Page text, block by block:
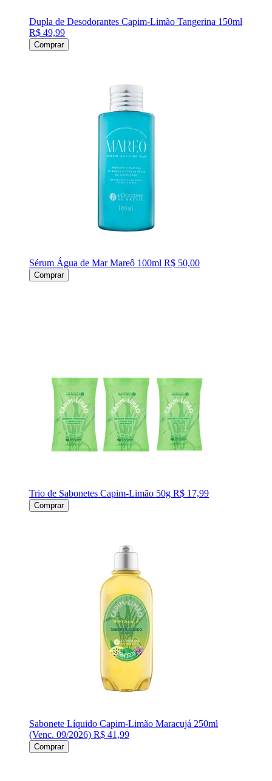
Dupla de Desodorantes Capim-Limão Tangerina 150ml
R$ 49,99
Comprar
Sérum Água de Mar Mareô 100ml R$ 50,00
Comprar
Trio de Sabonetes Capim-Limão 50g R$ 17,99
Comprar
Sabonete Líquido Capim-Limão Maracujá 250ml
(Venc. 09/2026) R$ 41,99
Comprar